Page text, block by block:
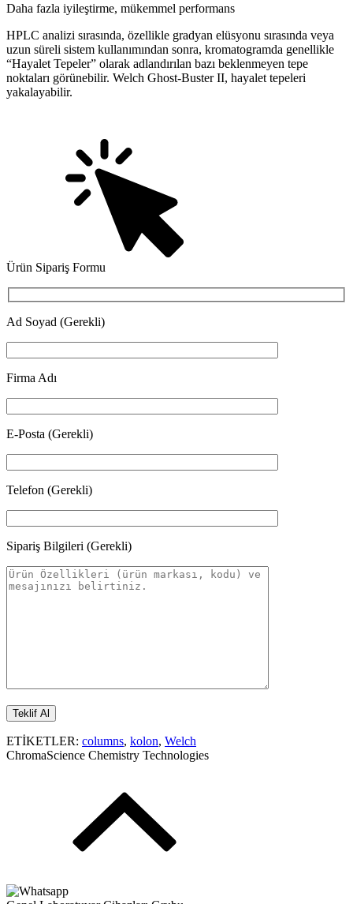
Daha fazla iyileştirme, mükemmel performans
HPLC analizi sırasında, özellikle gradyan elüsyonu sırasında veya
uzun süreli sistem kullanımından sonra, kromatogramda genellikle
“Hayalet Tepeler” olarak adlandırılan bazı beklenmeyen tepe
noktaları görünebilir. Welch Ghost-Buster II, hayalet tepeleri
yakalayabilir.
Ürün Sipariş Formu
Ad Soyad (Gerekli)
Firma Adı
E-Posta (Gerekli)
Telefon (Gerekli)
Sipariş Bilgileri (Gerekli)
ETİKETLER: columns, kolon, Welch
ChromaScience Chemistry Technologies